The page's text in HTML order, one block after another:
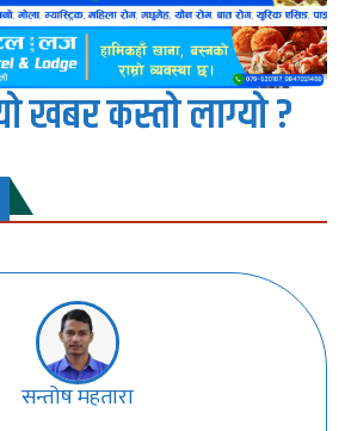
खबर कस्तो लाग्यो ?
सन्तोष महतारा